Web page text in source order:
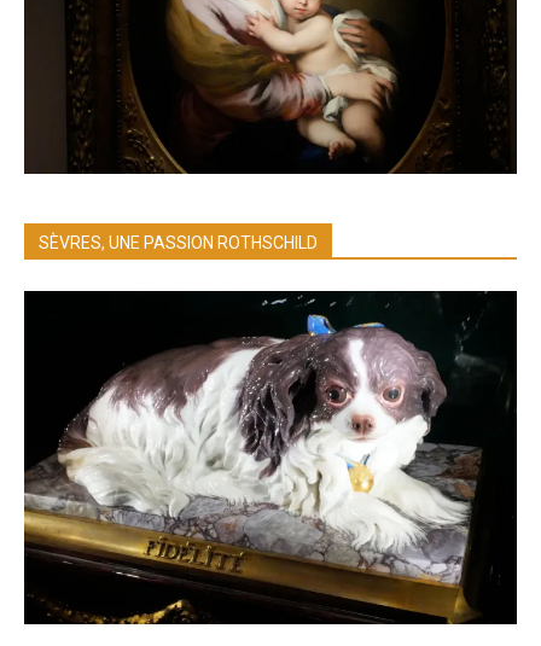
SÈVRES, UNE PASSION ROTHSCHILD